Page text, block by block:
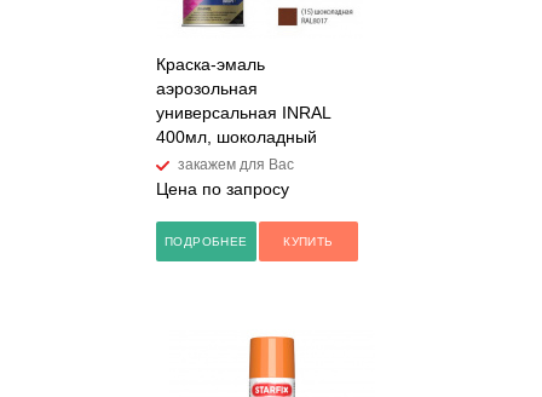
Краска-эмаль
аэрозольная
универсальная INRAL
400мл, шоколадный
закажем для Вас
Цена по запросу
ПОДРОБНЕЕ КУПИТЬ